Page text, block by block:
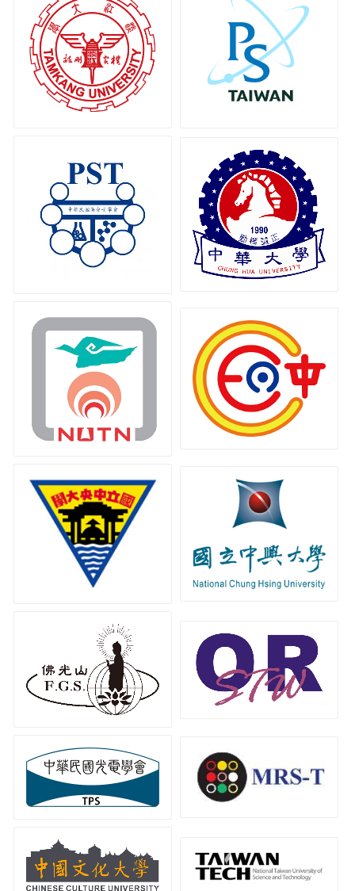
中華大學
國立臺南大學 中華民國防蝕工程學會
國立中央大學 國立中興大學
佛光山惠中寺
台灣作業研究學會
中華民國光電學會 中國材料學學會
中國文化大學
國立臺灣科技大學